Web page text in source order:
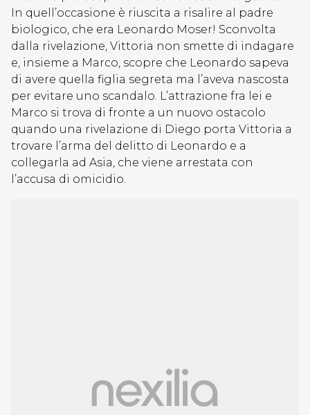
In quell’occasione è riuscita a risalire al padre
biologico, che era Leonardo Moser! Sconvolta
dalla rivelazione, Vittoria non smette di indagare
e, insieme a Marco, scopre che Leonardo sapeva
di avere quella figlia segreta ma l’aveva nascosta
per evitare uno scandalo. L’attrazione fra lei e
Marco si trova di fronte a un nuovo ostacolo
quando una rivelazione di Diego porta Vittoria a
trovare l’arma del delitto di Leonardo e a
collegarla ad Asia, che viene arrestata con
l’accusa di omicidio.